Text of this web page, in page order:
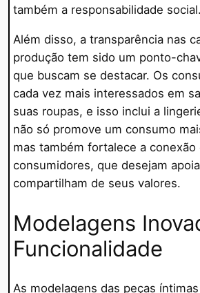
também a responsabilidade social.
Além disso, a transparência nas
produção tem sido um ponto-
que buscam se destacar. Os
cada vez mais interessados em
suas roupas, e isso inclui a
não só promove um consumo
mas também fortalece a conexão
consumidores, que desejam
compartilham de seus valores.
Modelagens
Funcionalidade
As modelagens das peças